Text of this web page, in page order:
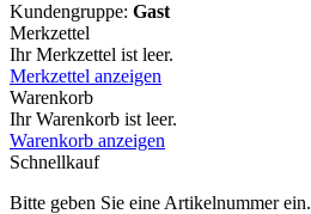
Kundengruppe: Gast
Merkzettel
Ihr Merkzettel ist leer.
Merkzettel anzeigen
Warenkorb
Ihr Warenkorb ist leer.
Warenkorb anzeigen
Schnellkauf
Bitte geben Sie eine Artikelnummer ein.